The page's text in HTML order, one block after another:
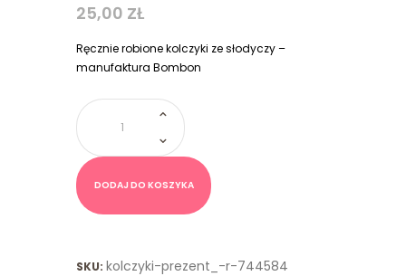
25,00 ZŁ
Ręcznie robione kolczyki ze słodyczy –
manufaktura Bombon
ilość
Kolczyki
Cukierkowe
Różowy
Biały
DODAJ DO KOSZYKA
SKU: kolczyki-prezent_-r-744584